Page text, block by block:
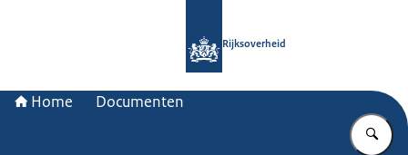
Rijksoverheid
Home Documenten